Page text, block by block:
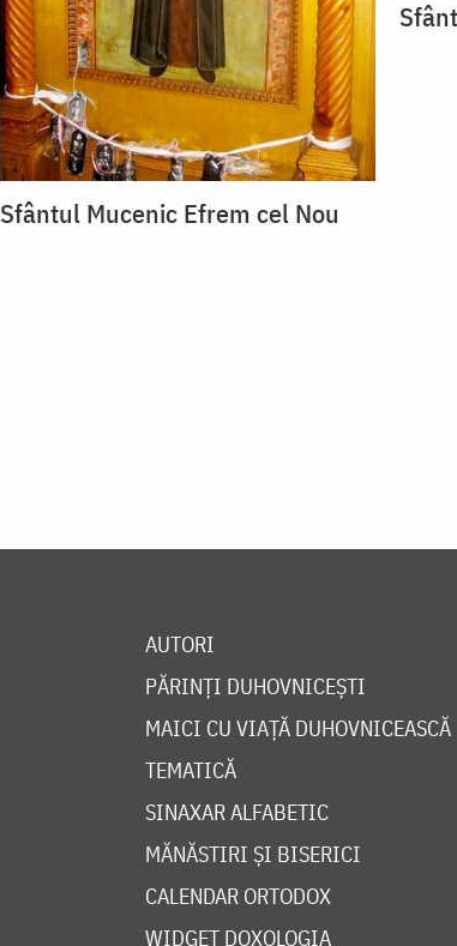
Sfântul Mucenic Efrem cel Nou
AUTORI
PĂRINȚI DUHOVNICEȘTI
MAICI CU VIAȚĂ DUHOVNICEASCĂ
TEMATICĂ
SINAXAR ALFABETIC
MĂNĂSTIRI ȘI BISERICI
CALENDAR ORTODOX
WIDGET DOXOLOGIA